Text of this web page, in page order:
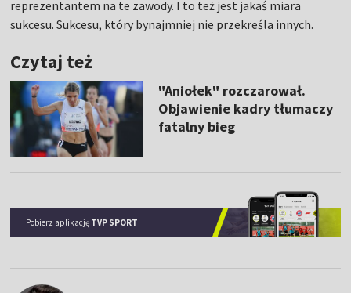
reprezentantem na te zawody. I to też jest jakaś miara
sukcesu. Sukcesu, który bynajmniej nie przekreśla innych.
Czytaj też
"Aniołek" rozczarował.
Objawienie kadry tłumaczy
fatalny bieg
Pobierz aplikację TVP SPORT